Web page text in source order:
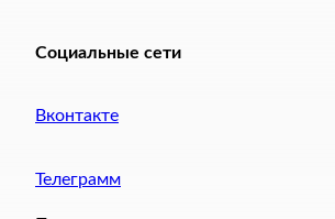
Социальные сети
Вконтакте
Телеграмм